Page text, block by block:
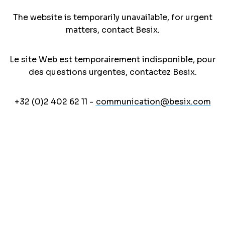
The website is temporarily unavailable, for urgent
matters, contact Besix.
Le site Web est temporairement indisponible, pour
des questions urgentes, contactez Besix.
+32 (0)2 402 62 11 - communication@besix.com